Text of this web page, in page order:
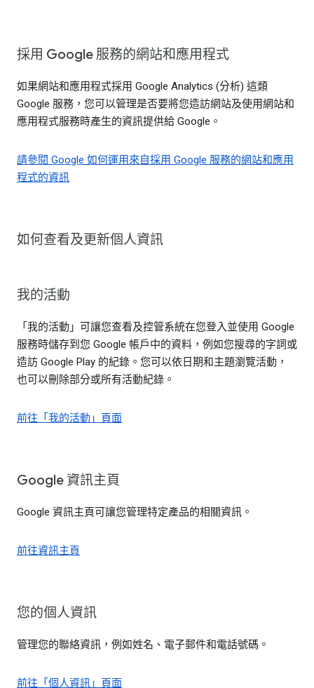
採用 Google 服務的網站和應用程式
如果網站和應用程式採用 Google Analytics (分析) 這類
Google 服務，您可以管理是否要將您造訪網站及使用網站和
應用程式服務時產生的資訊提供給 Google。
請參閱 Google 如何運用來自採用 Google 服務的網站和應用
程式的資訊
如何查看及更新個人資訊
我的活動
「我的活動」可讓您查看及控管系統在您登入並使用 Google
服務時儲存到您 Google 帳戶中的資料，例如您搜尋的字詞或
造訪 Google Play 的紀錄。您可以依日期和主題瀏覽活動，
也可以刪除部分或所有活動紀錄。
前往「我的活動」頁面
Google 資訊主頁
Google 資訊主頁可讓您管理特定產品的相關資訊。
前往資訊主頁
您的個人資訊
管理您的聯絡資訊，例如姓名、電子郵件和電話號碼。
前往「個人資訊」頁面